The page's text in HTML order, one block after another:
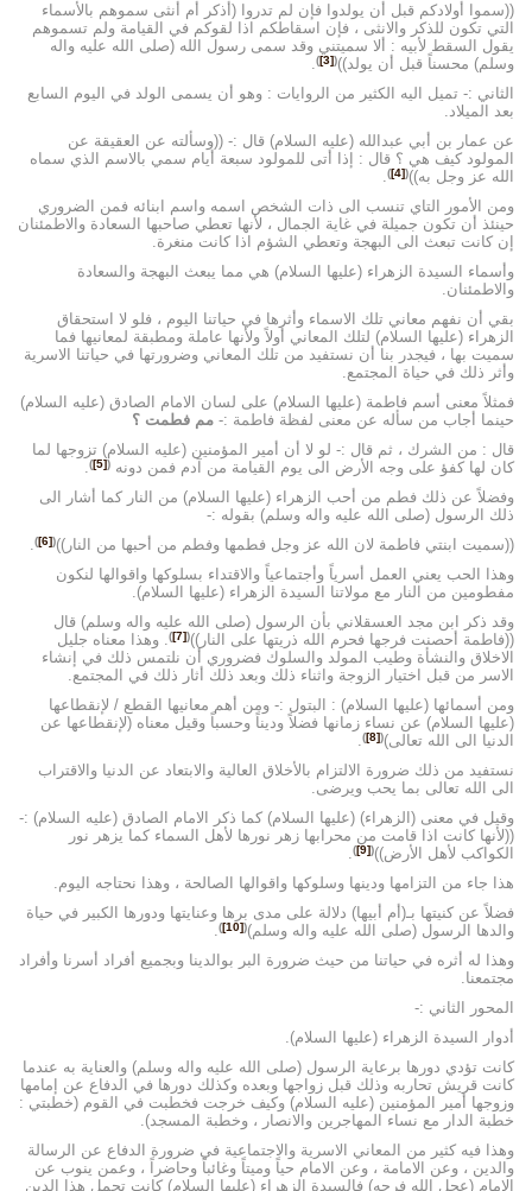
((سموا أولادكم قبل أن يولدوا فإن لم تدروا (أذكر أم أنثى سموهم بالأسماء
التي تكون للذكر والانثى ، فإن اسقاطكم اذا لقوكم في القيامة ولم تسموهم
يقول السقط لأبيه : ألا سميتني وقد سمى رسول الله (صلى الله عليه واله
وسلم) محسناً قبل أن يولد))(
[3]
)
.
الثاني :- تميل اليه الكثير من الروايات : وهو أن يسمى الولد في اليوم السابع
بعد الميلاد.
عن عمار بن أبي عبدالله (عليه السلام) قال :- ((وسألته عن العقيقة عن
المولود كيف هي ؟ قال : إذا أتى للمولود سبعة أيام سمي بالاسم الذي سماه
الله عز وجل به))(
[4]
)
.
ومن الأمور التاي تنسب الى ذات الشخص اسمه واسم ابنائه فمن الضروري
حينئذ أن تكون جميلة في غاية الجمال ، لأنها تعطي صاحبها السعادة والاطمئنان
إن كانت تبعث الى البهجة وتعطي الشؤم اذا كانت منغرة.
وأسماء السيدة الزهراء (عليها السلام) هي مما يبعث البهجة والسعادة
والاطمئنان.
بقي أن نفهم معاني تلك الاسماء وأثرها في حياتنا اليوم ، فلو لا استحقاق
الزهراء (عليها السلام) لتلك المعاني أولاً ولأنها عاملة ومطبقة لمعانيها فما
سميت بها ، فيجدر بنا أن نستفيد من تلك المعاني وضرورتها في حياتنا الاسرية
وأثر ذلك في حياة المجتمع.
فمثلاً معنى أسم فاطمة (عليها السلام) على لسان الامام الصادق (عليه السلام)
حينما أجاب من سأله عن معنى لفظة فاطمة :- مم فطمت ؟
قال : من الشرك ، ثم قال :- لو لا أن أمير المؤمنين (عليه السلام) تزوجها لما
كان لها كفؤ على وجه الأرض الى يوم القيامة من آدم فمن دونه (
[5]
)
.
وفضلاً عن ذلك فطم من أحب الزهراء (عليها السلام) من النار كما أشار الى
ذلك الرسول (صلى الله عليه واله وسلم) بقوله :-
((سميت ابنتي فاطمة لان الله عز وجل فطمها وفطم من أحبها من النار))(
[6]
)
.
وهذا الحب يعني العمل أسرياً وأجتماعياً والاقتداء بسلوكها واقوالها لنكون
مفطومين من النار مع مولاتنا السيدة الزهراء (عليها السلام).
وقد ذكر ابن مجد العسقلاني بأن الرسول (صلى الله عليه واله وسلم) قال
((فاطمة أحصنت فرجها فحرم الله ذريتها على النار))(
[7]
). وهذا معناه جليل
الاخلاق والنشأة وطيب المولد والسلوك فضروري أن نلتمس ذلك في إنشاء
الاسر من قبل اختيار الزوجة واثناء ذلك وبعد ذلك أثار ذلك في المجتمع.
ومن أسمائها (عليها السلام) : البتول :- ومن أهم معانيها القطع / لإنقطاعها
(عليها السلام) عن نساء زمانها فضلاً وديناً وحسباً وقيل معناه (لإنقطاعها عن
الدنيا الى الله تعالى)(
[8]
)
.
نستفيد من ذلك ضرورة الالتزام بالأخلاق العالية والابتعاد عن الدنيا والاقتراب
الى الله تعالى بما يحب ويرضى.
وقيل في معنى (الزهراء) (عليها السلام) كما ذكر الامام الصادق (عليه السلام) :-
((لأنها كانت اذا قامت من محرابها زهر نورها لأهل السماء كما يزهر نور
الكواكب لأهل الأرض))(
[9]
)
.
هذا جاء من التزامها ودينها وسلوكها واقوالها الصالحة ، وهذا نحتاجه اليوم.
فضلاً عن كنيتها بـ(أم أبيها) دلالة على مدى برها وعنايتها ودورها الكبير في حياة
والدها الرسول (صلى الله عليه واله وسلم)(
[10]
)
.
وهذا له أثره في حياتنا من حيث ضرورة البر بوالدينا وبجميع أفراد أسرنا وأفراد
مجتمعنا.
المحور الثاني :-
أدوار السيدة الزهراء (عليها السلام).
كانت تؤدي دورها برعاية الرسول (صلى الله عليه واله وسلم) والعناية به عندما
كانت قريش تحاربه وذلك قبل زواجها وبعده وكذلك دورها في الدفاع عن إمامها
وزوجها أمير المؤمنين (عليه السلام) وكيف خرجت فخطبت في القوم (خطبتي :
خطبة الدار مع نساء المهاجرين والانصار ، وخطبة المسجد).
وهذا فيه كثير من المعاني الاسرية والاجتماعية في ضرورة الدفاع عن الرسالة
والدين ، وعن الامامة ، وعن الامام حياً وميتاً وغائباً وحاضراً ، وعمن ينوب عن
الإمام (عجل الله فرجه) فالسيدة الزهراء (عليها السلام) كانت تحمل هذا الدين